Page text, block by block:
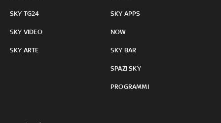
SKY TG24
SKY VIDEO
SKY ARTE
SKY APPS
NOW
SKY BAR
SPAZI SKY
PROGRAMMI